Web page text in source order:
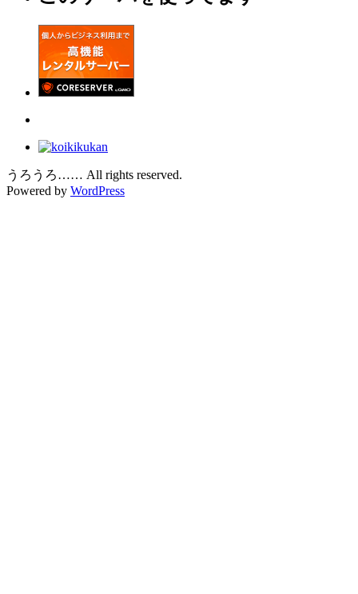
うろうろ…… All rights reserved.
Powered by WordPress